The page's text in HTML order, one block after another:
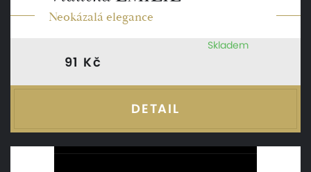
Neokázalá elegance
91 Kč
Skladem
DETAIL